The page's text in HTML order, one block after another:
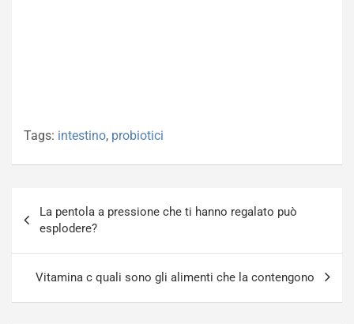
Tags: intestino, probiotici
articoli
La pentola a pressione che ti hanno regalato può
esplodere?
Vitamina c quali sono gli alimenti che la contengono